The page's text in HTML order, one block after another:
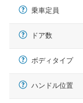
乗車定員
ドア数
ボディタイプ
ハンドル位置